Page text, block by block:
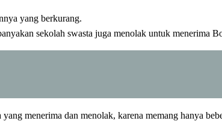
yang berkurang.
sekolah swasta juga menolak untuk menerima
menerima dan menolak, karena memang hanya